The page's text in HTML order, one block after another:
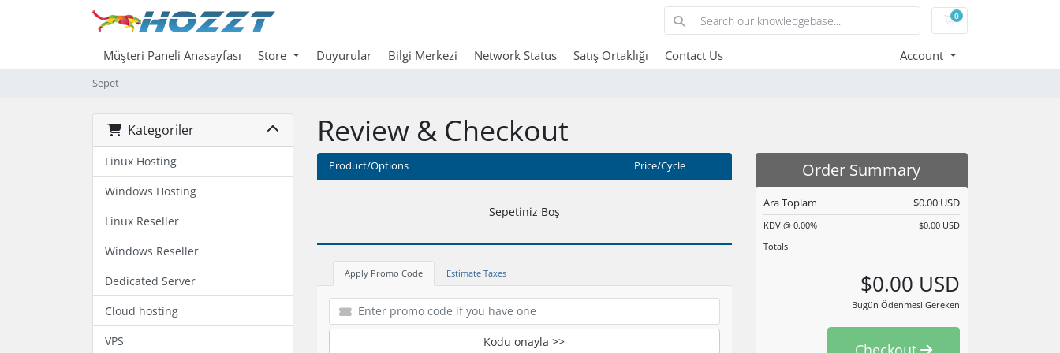
0Sepet
Müşteri Paneli Anasayfası Store Duyurular Bilgi Merkezi Network Status Satış Ortaklığı Contact Us Account
Sepet
Kategoriler
Linux Hosting
Windows Hosting
Linux Reseller
Windows Reseller
Dedicated Server
Cloud hosting
VPS
Review & Checkout
Product/Options Price/Cycle
Sepetiniz Boş
Apply Promo Code Estimate Taxes
Kodu onayla >>
Order Summary
Ara Toplam $0.00 USD
KDV @ 0.00%
$0.00 USD
Totals
$0.00 USD
Bugün Ödenmesi Gereken